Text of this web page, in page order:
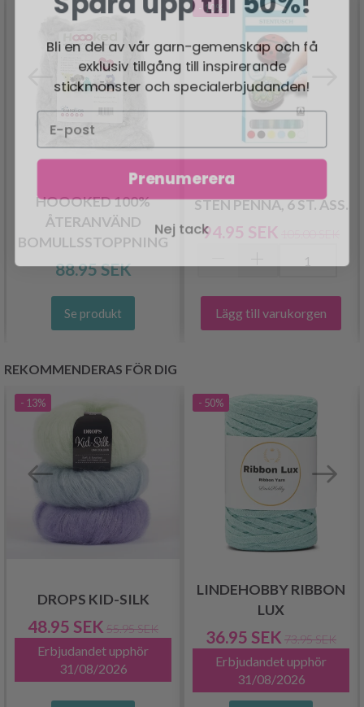
HOOOKED 100%
ÅTERANVÄND
BOMULLSSTOPPNING
88.95 SEK
Se produkt
- 10%
STEN PENNA, 6 ST. ASS.
94.95 SEK
Lägg till varukorgen
REKOMMENDERAS FÖR DIG
- 13%
DROPS KID-SILK
48.95 SEK 55.95 SEK
Erbjudandet upphör
31/08/2026
- 50%
LINDEHOBBY RIBBON
LUX
36.95 SEK 73.95 SEK
Erbjudandet upphör
31/08/2026
Bli en del av vår garn-gemenskap och få
exklusiv tillgång till inspirerande
stickmönster och specialerbjudanden!
Prenumerera
Nej tack